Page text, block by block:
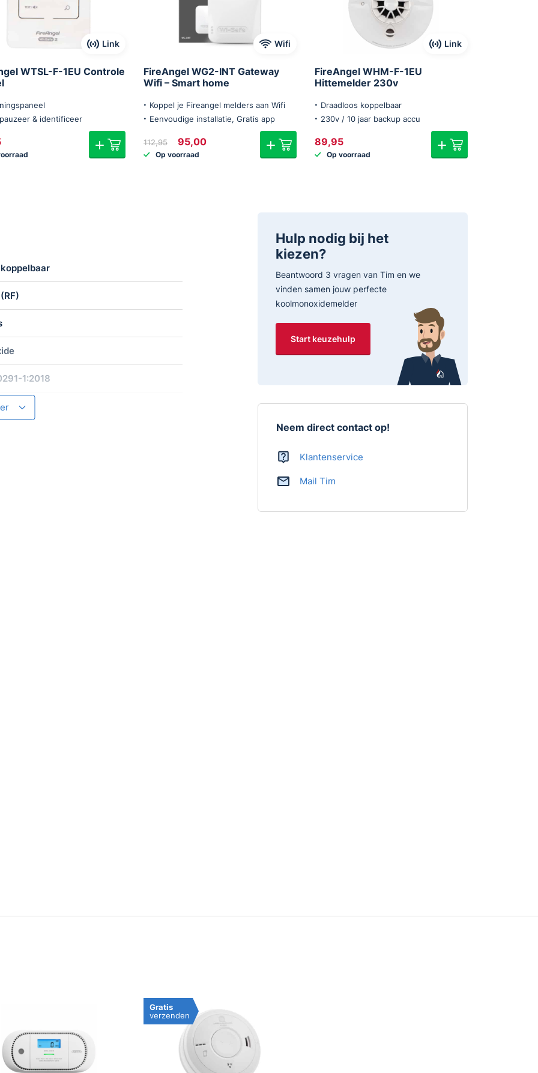
het is een
installatie is eenvoudig: de
of kelder, de
functioneren. Zijn subtiele
taak uitvoert: jou en je
stap vooruit in
Link
WTSL-F-1EU Controle
& identificeer
Wifi
FireAngel WG2-INT Gateway
Wifi – Smart home
Koppel je Fireangel melders aan Wifi
Eenvoudige installatie, Gratis app
112,95
Oorspronkelijke
prijs
was:
95,00
Op voorraad
Link
FireAngel WHM-F-1EU
Hittemelder 230v
Draadloos koppelbaar
230v / 10 jaar backup accu
89,95
Op voorraad
1:2018
Hulp nodig bij het
kiezen?
Beantwoord 3 vragen van Tim en we
vinden samen jouw perfecte
koolmonoxidemelder
Start keuzehulp
Neem direct contact op!
Klantenservice
Mail Tim
Gratis
verzenden